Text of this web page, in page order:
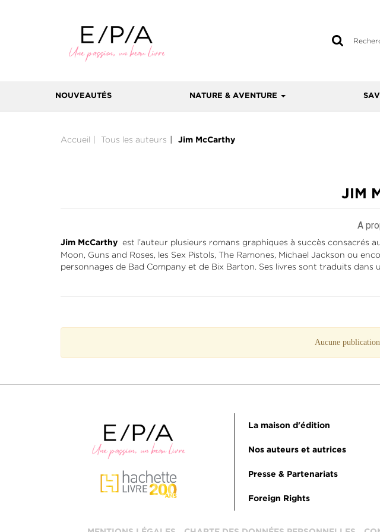
Rechercher
NOUVEAUTÉS NATURE & AVENTURE
Accueil Tous les auteurs Jim McCarthy
JIM
A
Jim McCarthy est l’auteur plusieurs romans graphiques à succès consacrés
Moon, Guns and Roses, les Sex Pistols, The Ramones, Michael Jackson ou
personnages de Bad Company et de Bix Barton. Ses livres sont traduits dans
Aucune
La maison d'édition
Nos auteurs et autrices
Presse & Partenariats
Foreign Rights